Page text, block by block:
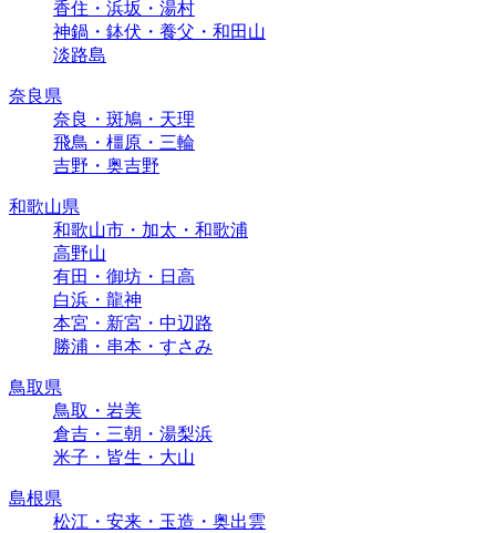
香住・浜坂・湯村
神鍋・鉢伏・養父・和田山
淡路島
奈良県
奈良・斑鳩・天理
飛鳥・橿原・三輪
吉野・奥吉野
和歌山県
和歌山市・加太・和歌浦
高野山
有田・御坊・日高
白浜・龍神
本宮・新宮・中辺路
勝浦・串本・すさみ
鳥取県
鳥取・岩美
倉吉・三朝・湯梨浜
米子・皆生・大山
島根県
松江・安来・玉造・奥出雲